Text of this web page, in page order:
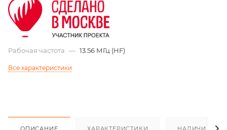
Рабочая частота — 13.56 МГц (HF)
Все характеристики